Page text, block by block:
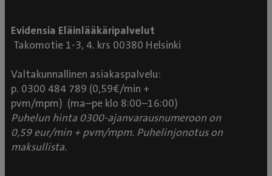
Evidensia Eläinlääkäripalvelut
Takomotie 1-3, 4. krs 00380 Helsinki
Valtakunnallinen asiakaspalvelu:
p. 0300 484 789 (0,59€/min +
pvm/mpm) (ma–pe klo 8:00–16:00)
Puhelun hinta 0300-ajanvarausnumeroon on
0,59 eur/min + pvm/mpm. Puhelinjonotus on
maksullista.